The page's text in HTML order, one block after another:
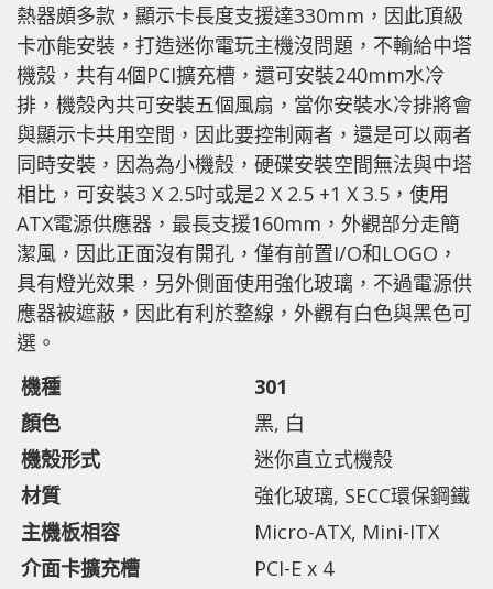
熱器頗多款，顯示卡長度支援達330mm，因此頂級
卡亦能安裝，打造迷你電玩主機沒問題，不輸給中塔
機殼，共有4個PCI擴充槽，還可安裝240mm水冷
排，機殼內共可安裝五個風扇，當你安裝水冷排將會
與顯示卡共用空間，因此要控制兩者，還是可以兩者
同時安裝，因為為小機殼，硬碟安裝空間無法與中塔
相比，可安裝3 X 2.5吋或是2 X 2.5 +1 X 3.5，使用
ATX電源供應器，最長支援160mm，外觀部分走簡
潔風，因此正面沒有開孔，僅有前置I/O和LOGO，
具有燈光效果，另外側面使用強化玻璃，不過電源供
應器被遮蔽，因此有利於整線，外觀有白色與黑色可
選。
機種
301
顏色
黑, 白
機殼形式
迷你直立式機殼
材質
強化玻璃, SECC環保鋼鐵
主機板相容
Micro-ATX, Mini-ITX
介面卡擴充槽
PCI-E x 4